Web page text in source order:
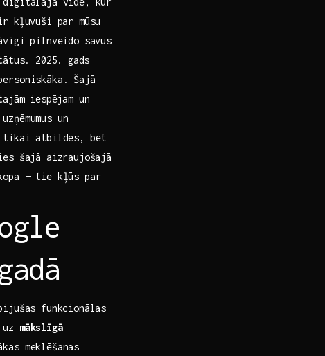
kļuvuši par mūsu
pilnveido savus
2025.⁢ gads​
Šajā
iespējam un
un⁣
tikai atbildes, bet
šajā aizraujošajā
— tie kļūs par
funkcionālas
mākslīgā⁤
meklēšanas